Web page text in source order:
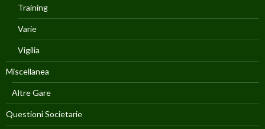
Training
Varie
Vigilia
Miscellanea
Altre Gare
Questioni Societarie